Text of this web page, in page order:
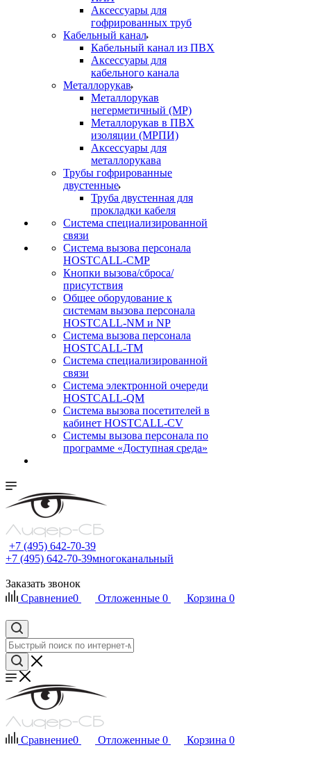
Аксессуары для
гофрированных труб
Кабельный канал
Кабельный канал из ПВХ
Аксессуары для
кабельного канала
Металлорукав
Металлорукав
негерметичный (МР)
Металлорукав в ПВХ
изоляции (МРПИ)
Аксессуары для
металлорукава
Трубы гофрированные
двустенные
Труба двустенная для
прокладки кабеля
Система специализированной
связи
Cистема вызова персонала
HOSTCALL-CMP
Кнопки вызова/сброса/
присутствия
Общее оборудование к
системам вызова персонала
HOSTCALL-NM и NP
Система вызова персонала
HOSTCALL-TM
Система специализированной
связи
Система электронной очереди
HOSTCALL-QM
Cистема вызова посетителей в
кабинет HOSTCALL-CV
Системы вызова персонала по
программе «Доступная среда»
+7 (495) 642-70-39
+7 (495) 642-70-39многоканальный
Заказать звонок
Сравнение0 Отложенные 0 Корзина 0
Сравнение0 Отложенные 0 Корзина 0